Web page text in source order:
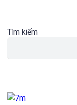
Tìm kiếm